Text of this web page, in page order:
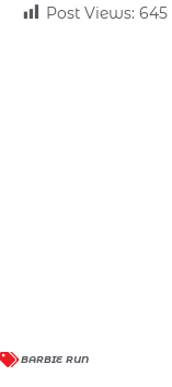
Post Views: 645
BARBIE RUN